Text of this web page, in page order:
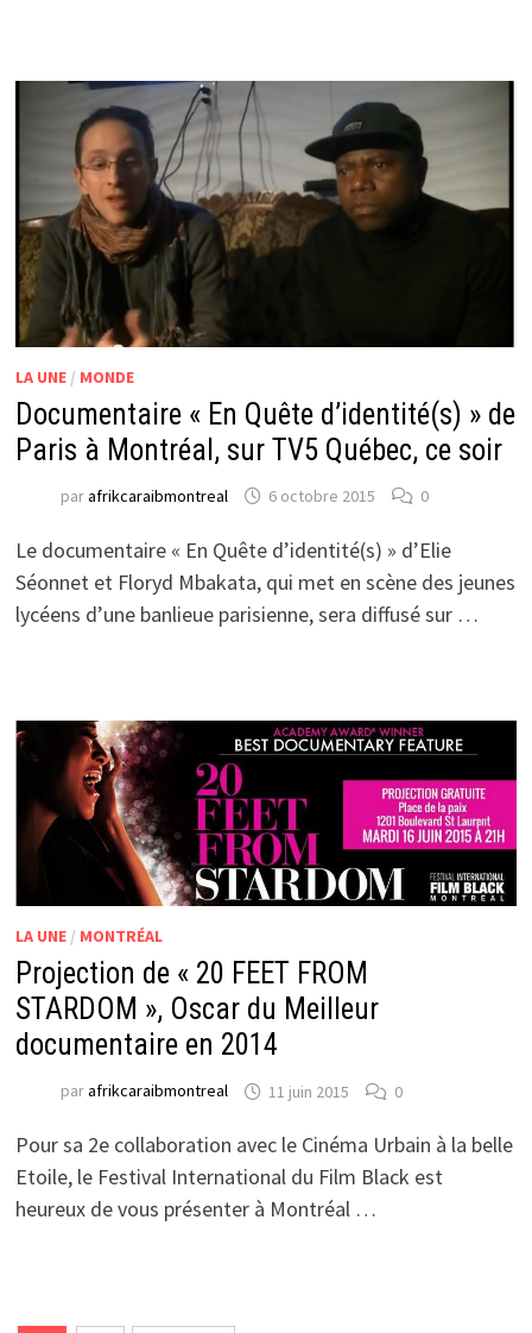
LA UNE/ MONDE
Documentaire « En Quête d’identité(s) » de
Paris à Montréal, sur TV5 Québec, ce soir
parafrikcaraibmontreal 6 octobre 2015 0
Le documentaire « En Quête d’identité(s) » d’Elie
Séonnet et Floryd Mbakata, qui met en scène des jeunes
lycéens d’une banlieue parisienne, sera diffusé sur …
LA UNE/ MONTRÉAL
Projection de « 20 FEET FROM
STARDOM », Oscar du Meilleur
documentaire en 2014
parafrikcaraibmontreal 11 juin 2015 0
Pour sa 2e collaboration avec le Cinéma Urbain à la belle
Etoile, le Festival International du Film Black est
heureux de vous présenter à Montréal …